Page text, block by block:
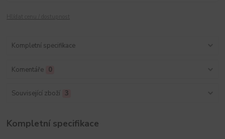
Kompletní specifikace
Komentáře 0
Související zboží 3
Kompletní specifikace